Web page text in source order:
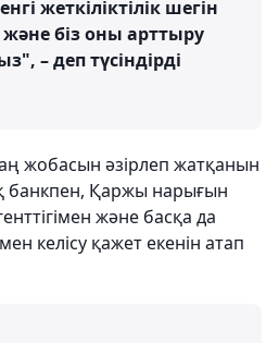
жеткіліктілік шегін
біз оны арттыру
– деп түсіндірді
жобасын әзірлеп жатқанын
банкпен, Қаржы нарығын
және басқа да
келісу қажет екенін атап